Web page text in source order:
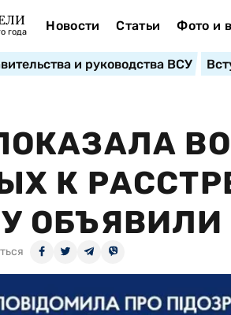
года Новости Статьи Фото и
и руководства ВСУ
К
ОБЪЯВИЛИ